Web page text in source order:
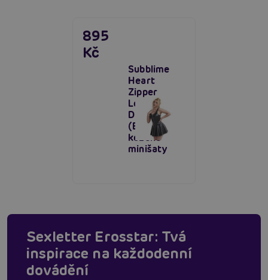
Subblime
Heart
Zipper
Leather
Dress
(Black),
kožené
minišaty
895
Kč
Sexletter Erosstar: Tvá
inspirace na každodenní
dovádění